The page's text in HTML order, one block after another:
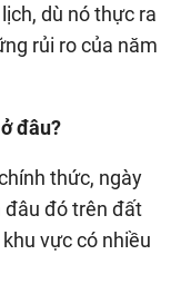
dù nó thực ra
rủi ro của năm
đâu?
thức, ngày
đâu đó trên đất
vực có nhiều